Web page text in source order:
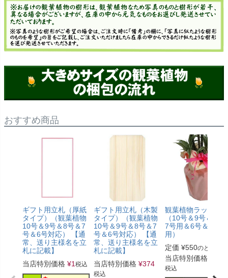
おすすめ商品
ギフト用立札（厚紙
タイプ）（観葉植物
10号＆9号＆8号＆7
号＆6号対応） 【通
常、送り主様名を立
札に記載】
当店特別価格 ¥1 税込
ギフト用立札（木製
タイプ）（観葉植物
10号＆9号＆8号＆7
号＆6号対応） 【通
常、送り主様名を立
札に記載】
当店特別価格 ¥374
税込
観葉植物ラッピン
（10号＆9号＆8号
7号用＆6号＆5号
用）
定価 ¥550のところ
当店特別価格
税込